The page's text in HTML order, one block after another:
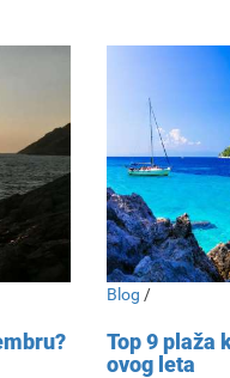
Blog /
Top 9 plaža
ovog leta